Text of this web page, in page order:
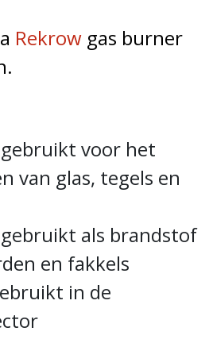
Rekrow gas burner
voor het
van glas, tegels en
als brandstof
en fakkels
in de